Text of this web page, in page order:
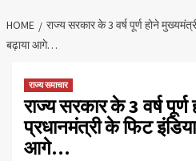
HOME
राज्य सरकार के 3 वर्ष पूर्ण होने
बढ़ाया आगे…
राज्य समाचार
राज्य सरकार के 3 वर्ष
प्रधानमंत्री के फिट
आगे…